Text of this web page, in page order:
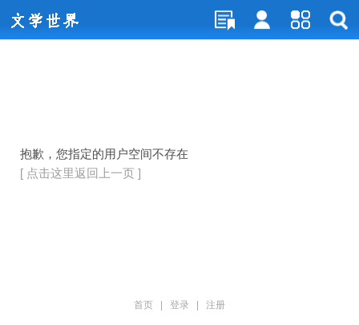
抱歉，您指定的用户空间不存在
[ 点击这里返回上一页 ]
首页 登录 注册